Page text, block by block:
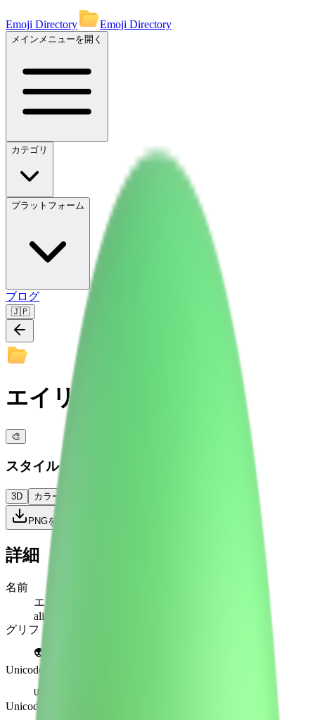
Emoji Directory Emoji Directory
メインメニューを開く
カテゴリ
プラットフォーム
ブログ
🇯🇵
エイリアン
🎨
スタイル
3D カラー
PNGをダウンロード
詳細
名前
エイリアン
alien
グリフ
👽
Unicode
U+
Unicodeバージョン